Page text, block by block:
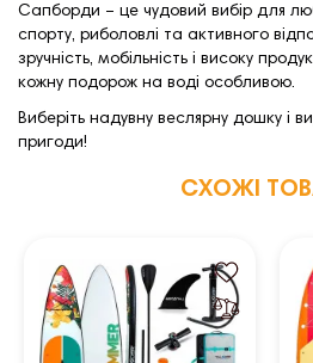
Сапборди – це чудовий вибір для
спорту, риболовлі та активного
зручність, мобільність і високу
кожну подорож на воді особливою.
Виберіть надувну веслярну дошку і
пригоди!
СХОЖІ